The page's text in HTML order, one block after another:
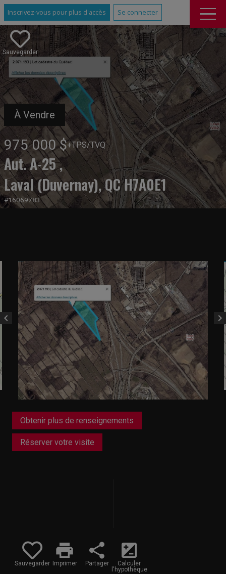
Inscrivez-vous pour plus d'accès Se connecter
Sauvegarder
À Vendre
975 000 $+TPS/TVQ
Aut. A-25 ,
Laval (Duvernay), QC H7A0E1
#16069783
chevron_left chevron_right
Obtenir plus de renseignements
Réserver votre visite
Sauvegarder
print
Imprimer
share
Partager
iso
Calculer
l'hypothèque